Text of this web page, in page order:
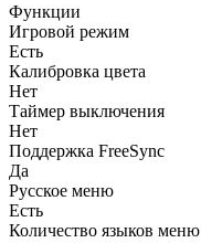
Функции
Игровой режим
Есть
Калибровка цвета
Нет
Таймер выключения
Нет
Поддержка FreeSync
Да
Русское меню
Есть
Количество языков меню